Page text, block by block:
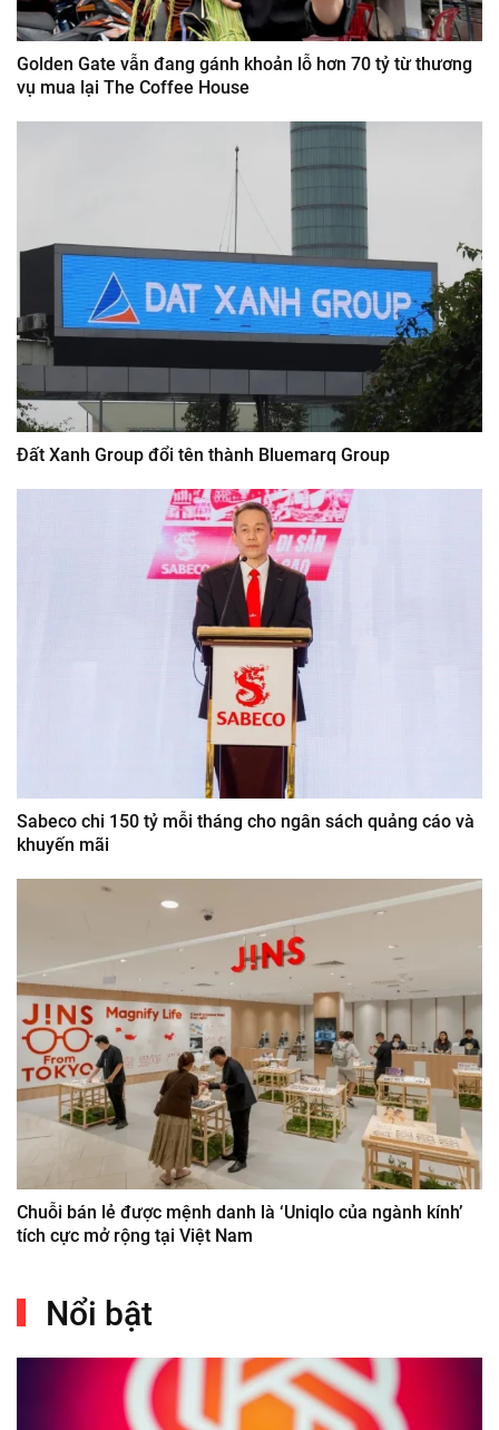
Golden Gate vẫn đang gánh khoản lỗ hơn 70 tỷ từ thương
vụ mua lại The Coffee House
Đất Xanh Group đổi tên thành Bluemarq Group
Sabeco chi 150 tỷ mỗi tháng cho ngân sách quảng cáo và
khuyến mãi
Chuỗi bán lẻ được mệnh danh là ‘Uniqlo của ngành kính’
tích cực mở rộng tại Việt Nam
Nổi bật